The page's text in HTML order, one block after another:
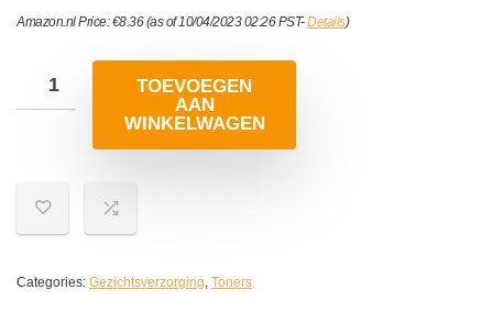
Amazon.nl Price:€8.36(as of 10/04/2023 02:26 PST-Details)
TOEVOEGEN
AAN
WINKELWAGEN
Categories: Gezichtsverzorging, Toners